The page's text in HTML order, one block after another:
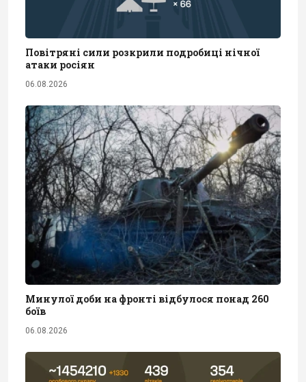
Повітряні сили розкрили подробиці нічної
атаки росіян
06.08.2026
Минулої доби на фронті відбулося понад 260
боїв
06.08.2026